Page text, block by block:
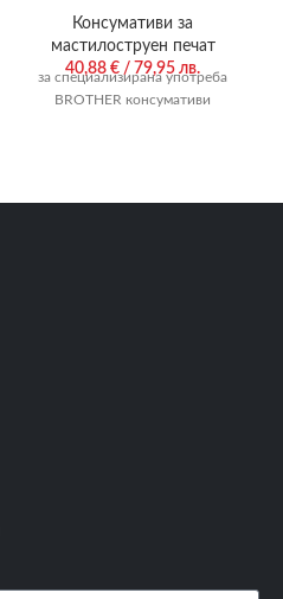
Консумативи за
мастилоструен печат
40,88 € / 79,95 лв.
за специализирана употреба
BROTHER консумативи